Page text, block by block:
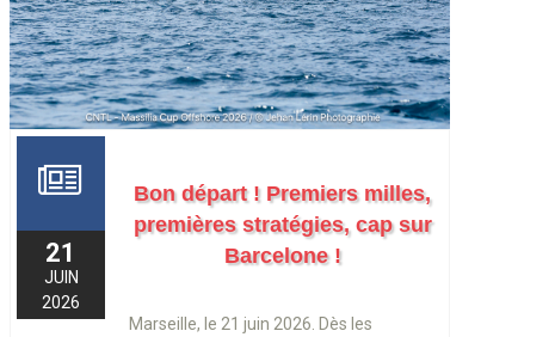
21
JUIN
2026
Bon départ ! Premiers milles,
premières stratégies, cap sur
Barcelone !
Marseille, le 21 juin 2026. Dès les